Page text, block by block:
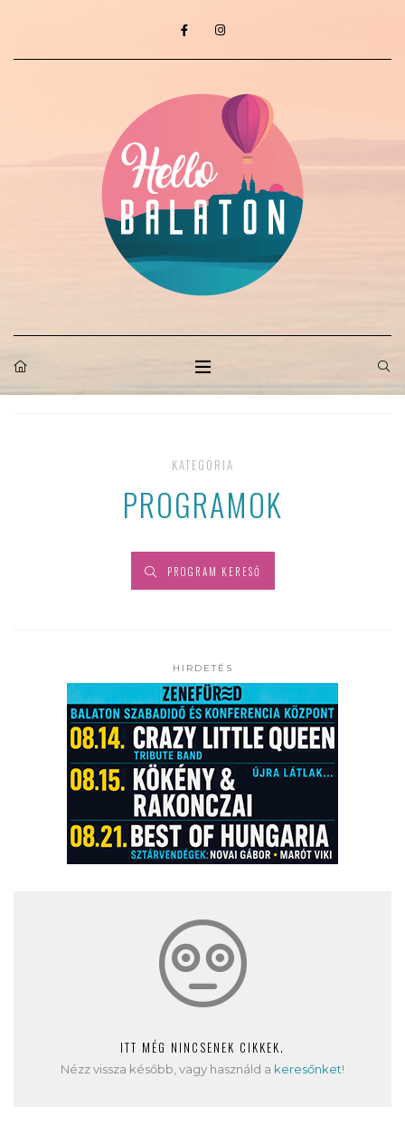
KATEGÓRIA
PROGRAMOK
PROGRAM KERESŐ
HIRDETÉS
ITT MÉG NINCSENEK CIKKEK.
Nézz vissza később, vagy használd a keresőnket!